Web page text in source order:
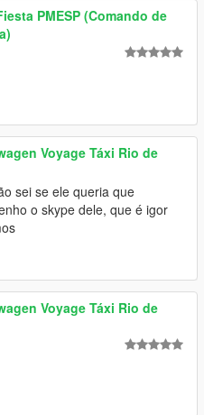
PMESP (Comando de
Voyage Táxi Rio de
sei se ele queria que
o skype dele, que é igor
Voyage Táxi Rio de